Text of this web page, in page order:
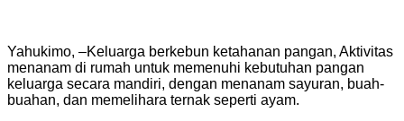
Yahukimo, –Keluarga berkebun ketahanan pangan, Aktivitas
menanam di rumah untuk memenuhi kebutuhan pangan
keluarga secara mandiri, dengan menanam sayuran, buah-
buahan, dan memelihara ternak seperti ayam.